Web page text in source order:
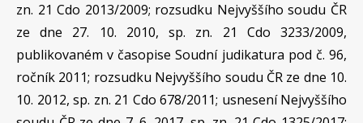
zn. 21 Cdo 2013/2009; rozsudku Nejvyššího soudu ČR
ze dne 27. 10. 2010, sp. zn. 21 Cdo 3233/2009,
publikovaném v časopise Soudní judikatura pod č. 96,
ročník 2011; rozsudku Nejvyššího soudu ČR ze dne 10.
10. 2012, sp. zn. 21 Cdo 678/2011; usnesení Nejvyššího